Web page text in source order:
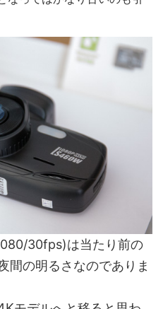
30fps)は当たり前の
間の明るさなのでありま